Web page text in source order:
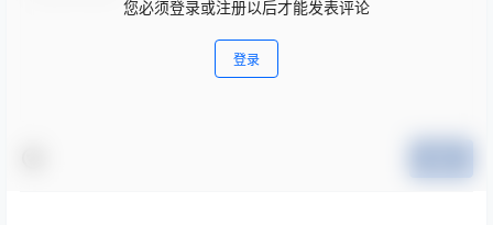
您必须登录或注册以后才能发表评论
登录